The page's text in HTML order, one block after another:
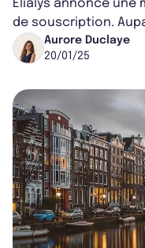
Elialys annonce
de souscription.
s’élève désormais à
Aurore Duclaye
20/01/25